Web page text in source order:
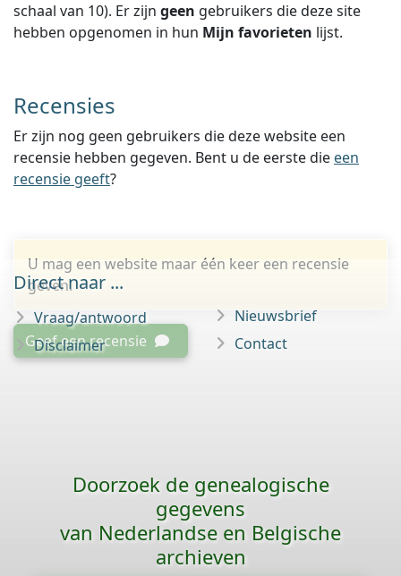
schaal van 10). Er zijn geen gebruikers die deze site
hebben opgenomen in hun Mijn favorieten lijst.
Recensies
Er zijn nog geen gebruikers die deze website een
recensie hebben gegeven. Bent u de eerste die een
recensie geeft?
U mag een website maar één keer een recensie
geven.
Geef een recensie
Direct naar ...
Vraag/antwoord
Disclaimer
Nieuwsbrief
Contact
Doorzoek de genealogische
gegevens
van Nederlandse en Belgische
archieven